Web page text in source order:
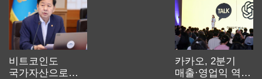
비트코인도
국가자산으로…'
카카오, 2분기
매출·영업익 역대